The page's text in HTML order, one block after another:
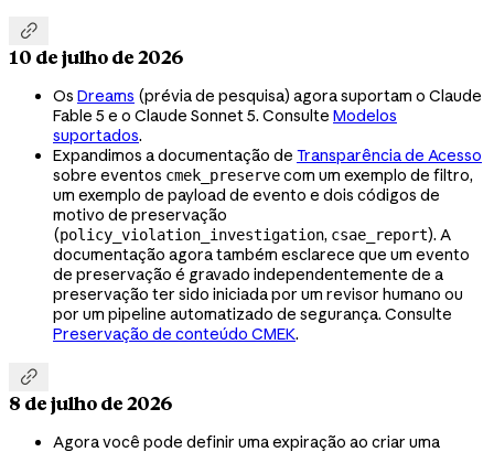

10 de julho de 2026
Os Dreams (prévia de pesquisa) agora suportam o Claude
Fable 5 e o Claude Sonnet 5. Consulte Modelos
suportados.
Expandimos a documentação de Transparência de Acesso
sobre eventos cmek_preservecom um exemplo de filtro,
um exemplo de payload de evento e dois códigos de
motivo de preservação
(policy_violation_investigation, csae_report). A
documentação agora também esclarece que um evento
de preservação é gravado independentemente de a
preservação ter sido iniciada por um revisor humano ou
por um pipeline automatizado de segurança. Consulte
Preservação de conteúdo CMEK.

8 de julho de 2026
Agora você pode definir uma expiração ao criar uma